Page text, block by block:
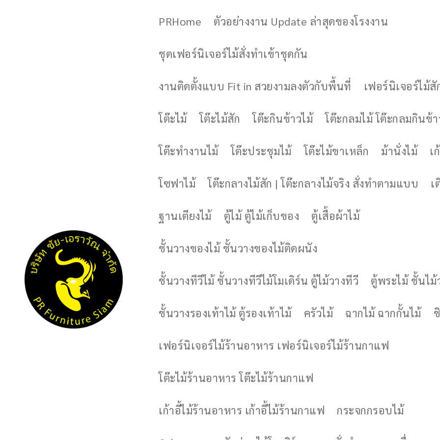
PRHome ตัวอย่างงาน Update ล่าสุดของโรงงาน
ชุดเฟอร์นิเจอร์ไม้สั่งทำเข้าชุดกัน
งานติดตั้งแบบ Fit in สวยงามลงตัวกับพื้นที่ เฟอร์นิเจอร์ไม้สั
โต๊ะไม้ โต๊ะไม้สัก โต๊ะกินข้าวไม้ โต๊ะกลมไม้ โต๊ะกลมกินข้า
โต๊ะทำงานไม้ โต๊ะประชุมไม้ โต๊ะไม้ขาเหล็ก ม้านั่งไม้ เ
โซฟาไม้ โต๊ะกลางไม้สัก | โต๊ะกลางไม้จริง สั่งทำตามแบบ เ
ฐานเตียงไม้ ตู้ไม้ ตู้ไม้เก็บของ ตู้เสื้อผ้าไม้
ชั้นวางของไม้ ชั้นวางของไม้ติดผนัง
ชั้นวางทีวีไม้ ชั้นวางทีวีไม้โมเดิร์น ตู้ไม้วางทีวี ตู้พระไม้ ชั้นไม้
ชั้นวางรองเท้าไม้ ตู้รองเท้าไม้ ครัวไม้ ฉากไม้ ฉากกั้นไม้
เฟอร์นิเจอร์ไม้ร้านอาหาร เฟอร์นิเจอร์ไม้ร้านกาแฟ
โต๊ะไม้ร้านอาหาร โต๊ะไม้ร้านกาแฟ
เก้าอี้ไม้ร้านอาหาร เก้าอี้ไม้ร้านกาแฟ กระจกกรอบไม้